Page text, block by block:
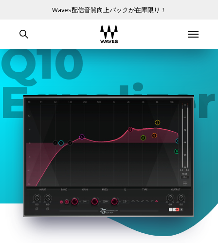
Waves配信音質向上パックが在庫限り！
Q10
Equalizer